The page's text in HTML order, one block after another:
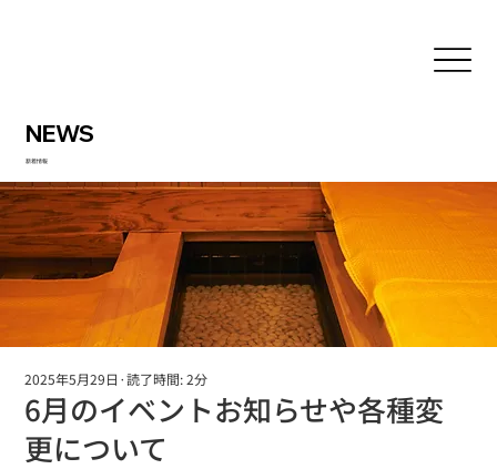
NEWS
新着情報
6月のイベントお知らせや各種変
更について
2025年5月29日 読了時間: 2分